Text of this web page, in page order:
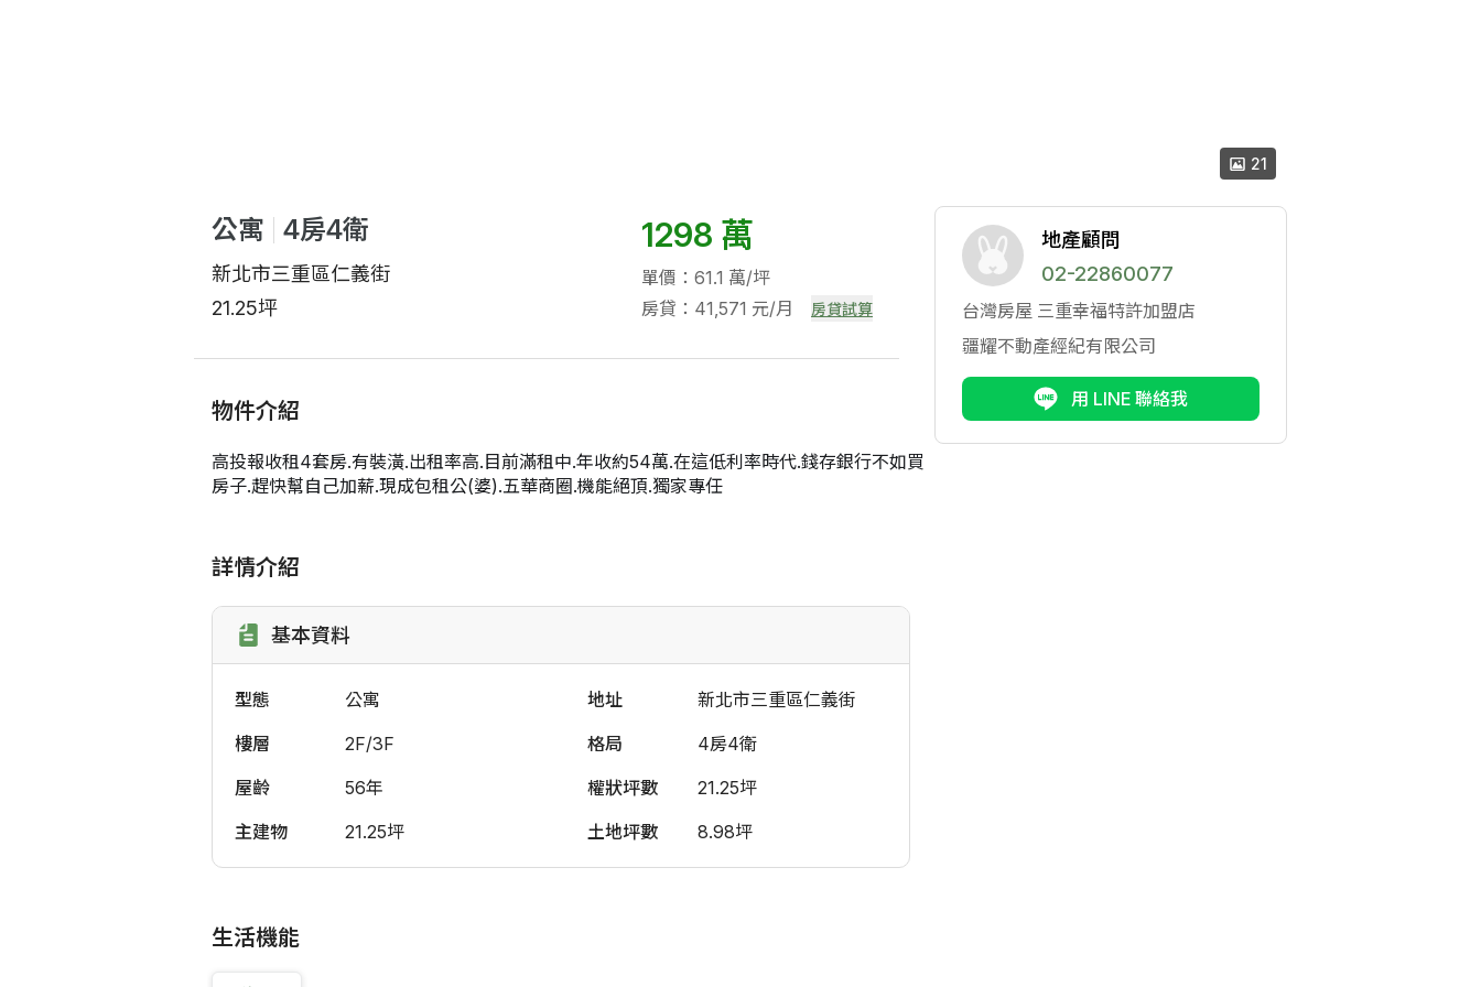
21
公寓 4房4衛
新北市三重區仁義街
21.25坪
1298 萬
單價：61.1 萬/坪
房貸：41,571 元/月
房貸試算
物件介紹
高投報收租4套房.有裝潢.出租率高.目前滿租中.年收約54萬.在這低利率時代.錢存銀行不如買
房子.趕快幫自己加薪.現成包租公(婆).五華商圈.機能絕頂.獨家專任
詳情介紹
基本資料
型態 公寓 地址
新北市三重區仁義街
樓層
2F/3F 格局
4房4衛
屋齡
56年 權狀坪數
21.25坪
主建物
21.25坪 土地坪數 8.98坪
地產顧問
02-22860077
台灣房屋 三重幸福特許加盟店
疆耀不動產經紀有限公司
用 LINE 聯絡我
生活機能